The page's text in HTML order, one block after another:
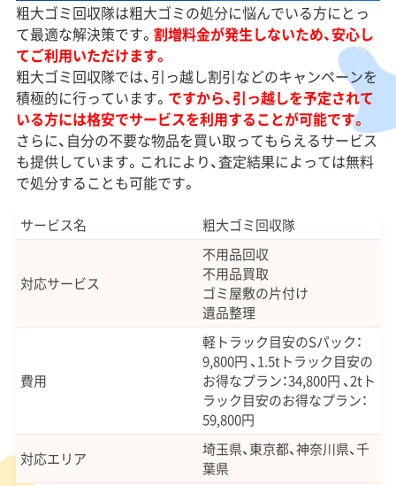
粗大ゴミ回収隊は粗大ゴミの処分に悩んでいる方にとっ
て最適な解決策です。 割増料金が発生しないため、安心し
てご利用いただけます。
粗大ゴミ回収隊では、引っ越し割引などのキャンペーンを
積極的に行っています。 ですから、引っ越しを予定されて
いる方には格安でサービスを利用することが可能です。
さらに、自分の不要な物品を買い取ってもらえるサービス
も提供しています。これにより、査定結果によっては無料
で処分することも可能です。
サービス名 粗大ゴミ回収隊
対応サービス
不用品回収
不用品買取
ゴミ屋敷の片付け
遺品整理
費用
軽トラック目安のSパック：
9,800円 、1.5tトラック目安の
お得なプラン：34,800円 、2tト
ラック目安のお得なプラン：
59,800円
対応エリア
埼玉県、東京都、神奈川県、千
葉県